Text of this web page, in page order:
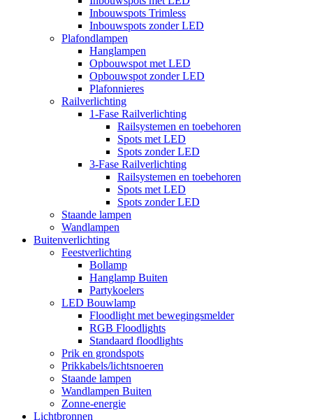
Inbouwspots Trimless
Inbouwspots zonder LED
Plafondlampen
Hanglampen
Opbouwspot met LED
Opbouwspot zonder LED
Plafonnieres
Railverlichting
1-Fase Railverlichting
Railsystemen en toebehoren
Spots met LED
Spots zonder LED
3-Fase Railverlichting
Railsystemen en toebehoren
Spots met LED
Spots zonder LED
Staande lampen
Wandlampen
Buitenverlichting
Feestverlichting
Bollamp
Hanglamp Buiten
Partykoelers
LED Bouwlamp
Floodlight met bewegingsmelder
RGB Floodlights
Standaard floodlights
Prik en grondspots
Prikkabels/lichtsnoeren
Staande lampen
Wandlampen Buiten
Zonne-energie
Lichtbronnen